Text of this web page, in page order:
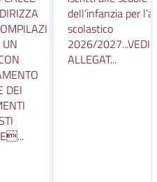
DEI
dell’infanzia per
scolastico
2026/2027...VEDI
ALLEGAT...